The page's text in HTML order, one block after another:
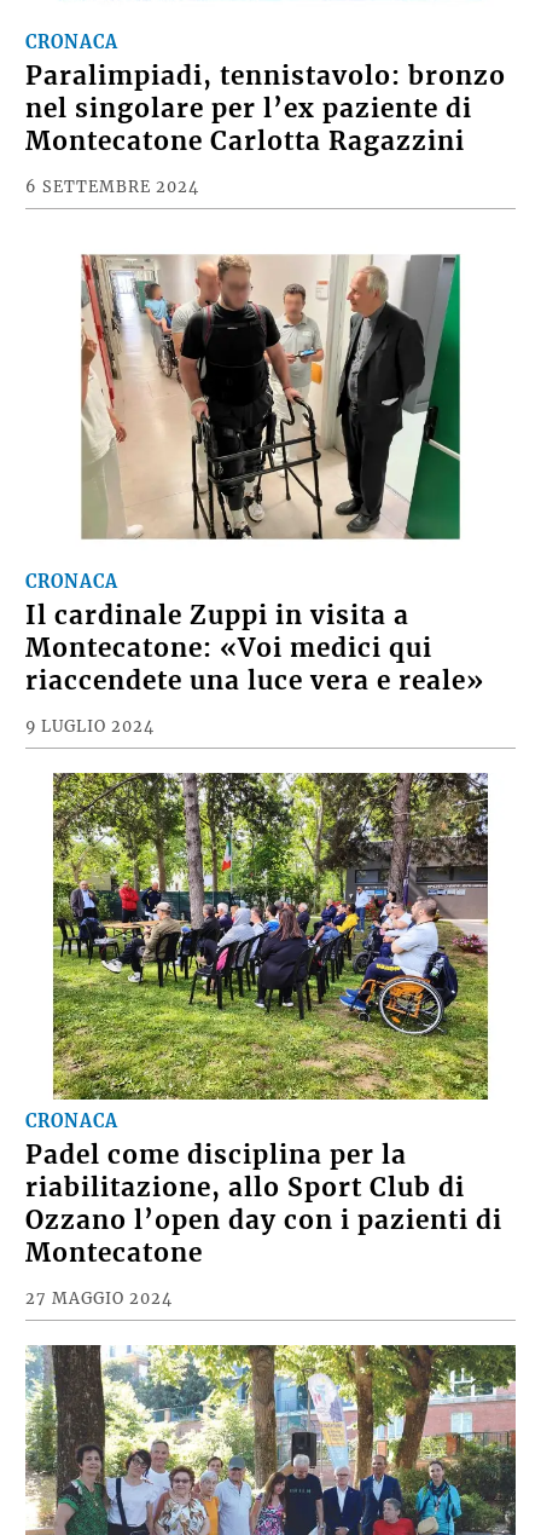
CRONACA
Paralimpiadi, tennistavolo: bronzo
nel singolare per l’ex paziente di
Montecatone Carlotta Ragazzini
6 SETTEMBRE 2024
CRONACA
Il cardinale Zuppi in visita a
Montecatone: «Voi medici qui
riaccendete una luce vera e reale»
9 LUGLIO 2024
CRONACA
Padel come disciplina per la
riabilitazione, allo Sport Club di
Ozzano l’open day con i pazienti di
Montecatone
27 MAGGIO 2024